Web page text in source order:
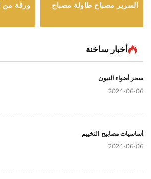
السرير مصباح طاولة مصباح
الشحن مصباح طاولة مطعم
ورقة من
رومانسي
أخبار ساخنة
سحر أضواء النيون
2024-06-06
أساسيات مصابيح التخييم
2024-06-06